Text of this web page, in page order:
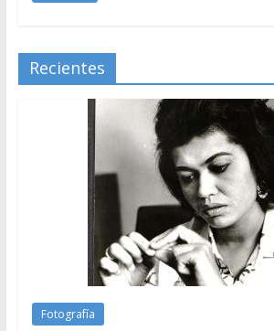
Recientes
Fotografía